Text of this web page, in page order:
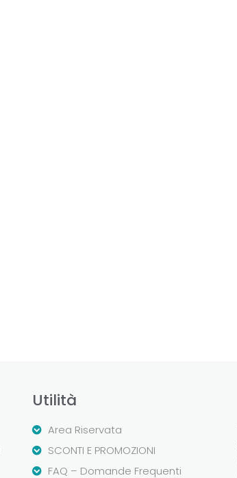
Utilità
Area Riservata
SCONTI E PROMOZIONI
FAQ – Domande Frequenti